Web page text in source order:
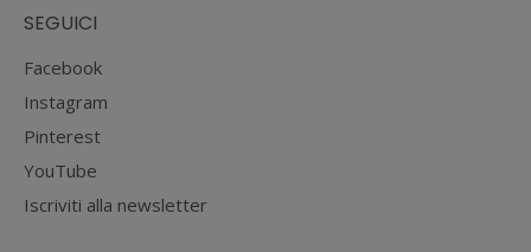
SEGUICI
Facebook
Instagram
Pinterest
YouTube
Iscriviti alla newsletter